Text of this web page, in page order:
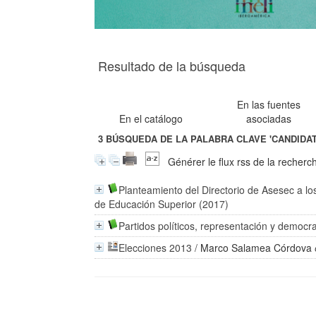
Resultado de la búsqueda
En el catálogo
En las fuentes
asociadas
3 BÚSQUEDA DE LA PALABRA CLAVE
Générer le flux rss de la
Planteamiento del Directorio de Asesec a
de Educación Superior (2017)
Partidos políticos, representación y
Elecciones 2013 / Marco Salamea Córdova